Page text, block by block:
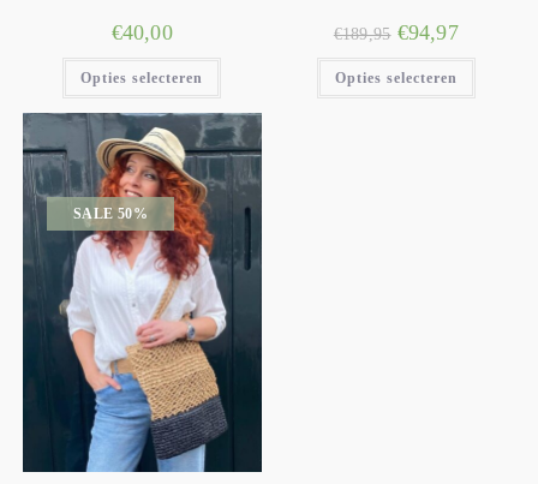
€40,00
Opties selecteren
€189,95 €94,97
Opties selecteren
SALE 50%